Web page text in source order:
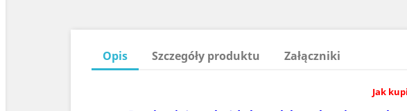
Opis Szczegóły produktu Załączniki
Jak